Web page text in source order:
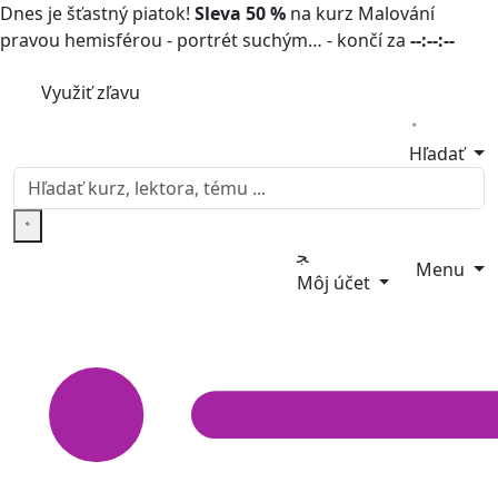
Dnes je šťastný piatok! Sleva 50 % na kurz Malování
pravou hemisférou - portrét suchým… - končí za --:--:--
Využiť zľavu
Hľadať
Môj účet
Menu